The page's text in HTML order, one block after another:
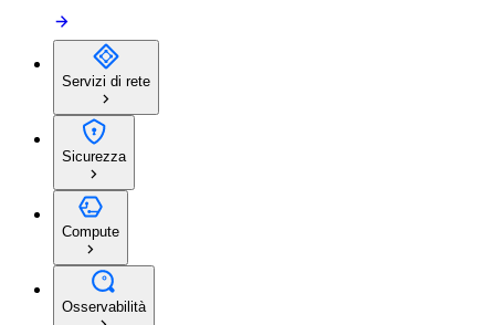
Servizi di rete
Sicurezza
Compute
Osservabilità